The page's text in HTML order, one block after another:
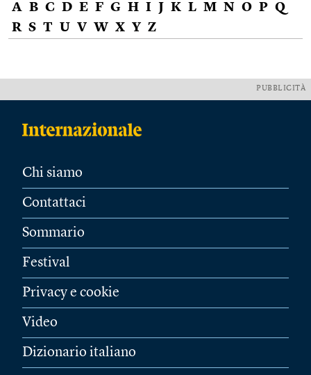
A B C D E F G H I J K L M N O P Q
R S T U V W X Y Z
PUBBLICITÀ
Chi siamo
Contattaci
Sommario
Festival
Privacy e cookie
Video
Dizionario italiano